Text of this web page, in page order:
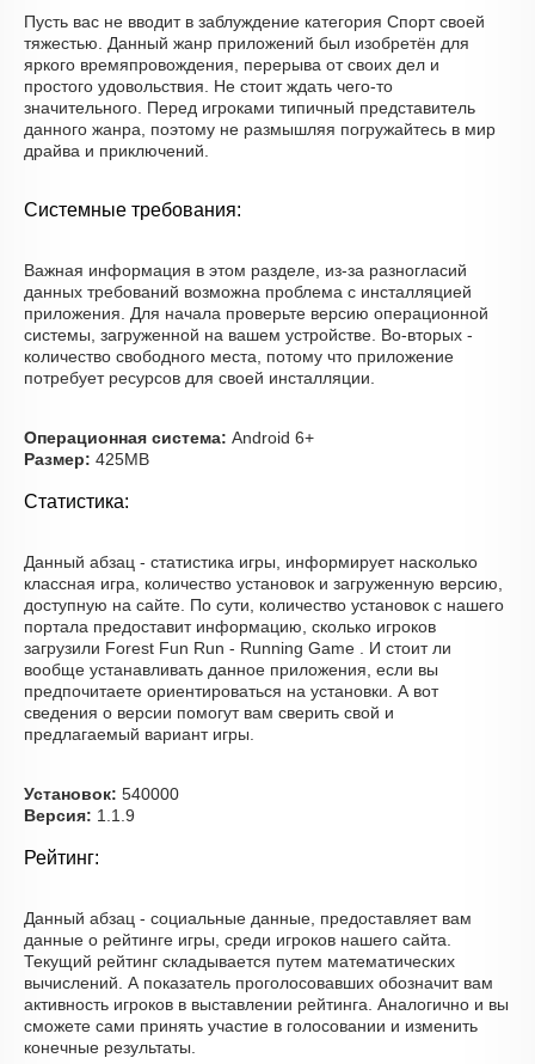
Пусть вас не вводит в заблуждение категория Спорт своей
тяжестью. Данный жанр приложений был изобретён для
яркого времяпровождения, перерыва от своих дел и
простого удовольствия. Не стоит ждать чего-то
значительного. Перед игроками типичный представитель
данного жанра, поэтому не размышляя погружайтесь в мир
драйва и приключений.
Системные требования:
Важная информация в этом разделе, из-за разногласий
данных требований возможна проблема с инсталляцией
приложения. Для начала проверьте версию операционной
системы, загруженной на вашем устройстве. Во-вторых -
количество свободного места, потому что приложение
потребует ресурсов для своей инсталляции.
Операционная система: Android 6+
Размер: 425MB
Статистика:
Данный абзац - статистика игры, информирует насколько
классная игра, количество установок и загруженную версию,
доступную на сайте. По сути, количество установок с нашего
портала предоставит информацию, сколько игроков
загрузили Forest Fun Run - Running Game . И стоит ли
вообще устанавливать данное приложения, если вы
предпочитаете ориентироваться на установки. А вот
сведения о версии помогут вам сверить свой и
предлагаемый вариант игры.
Установок: 540000
Версия: 1.1.9
Рейтинг:
Данный абзац - социальные данные, предоставляет вам
данные о рейтинге игры, среди игроков нашего сайта.
Текущий рейтинг складывается путем математических
вычислений. А показатель проголосовавших обозначит вам
активность игроков в выставлении рейтинга. Аналогично и вы
сможете сами принять участие в голосовании и изменить
конечные результаты.